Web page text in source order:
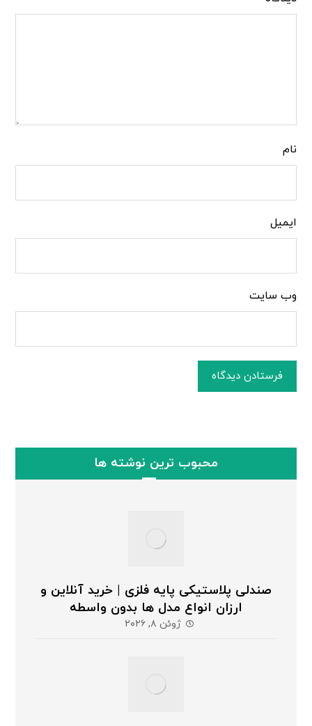
نام
ایمیل
وب‌ سایت
فرستادن دیدگاه
محبوب ترین نوشته ها
صندلی پلاستیکی پایه فلزی | خرید آنلاین و
ارزان انواع مدل ها بدون واسطه
ژوئن ۸, ۲۰۲۶